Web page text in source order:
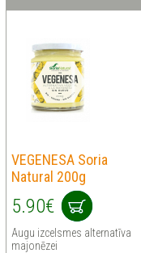
VEGENESA Soria
Natural 200g
5.90€
Augu izcelsmes alternatīva
majonēzei